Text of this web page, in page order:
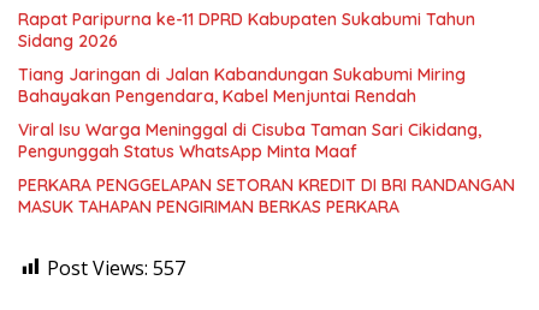
Rapat Paripurna ke-11 DPRD Kabupaten Sukabumi Tahun
Sidang 2026
Tiang Jaringan di Jalan Kabandungan Sukabumi Miring
Bahayakan Pengendara, Kabel Menjuntai Rendah
Viral Isu Warga Meninggal di Cisuba Taman Sari Cikidang,
Pengunggah Status WhatsApp Minta Maaf
PERKARA PENGGELAPAN SETORAN KREDIT DI BRI RANDANGAN
MASUK TAHAPAN PENGIRIMAN BERKAS PERKARA
Post Views: 557